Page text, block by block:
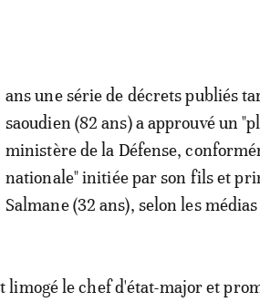
ans une série de décrets publiés
saoudien (82 ans) a approuvé un
ministère de la Défense,
nationale" initiée par son fils et
Salmane (32 ans), selon les
limogé le chef d'état-major et